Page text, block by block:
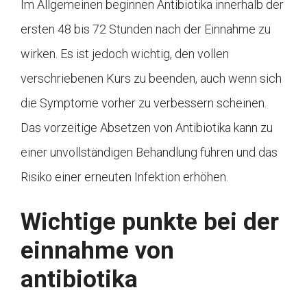
Im Allgemeinen beginnen Antibiotika innerhalb der
ersten 48 bis 72 Stunden nach der Einnahme zu
wirken. Es ist jedoch wichtig, den vollen
verschriebenen Kurs zu beenden, auch wenn sich
die Symptome vorher zu verbessern scheinen.
Das vorzeitige Absetzen von Antibiotika kann zu
einer unvollständigen Behandlung führen und das
Risiko einer erneuten Infektion erhöhen.
Wichtige punkte bei der
einnahme von
antibiotika